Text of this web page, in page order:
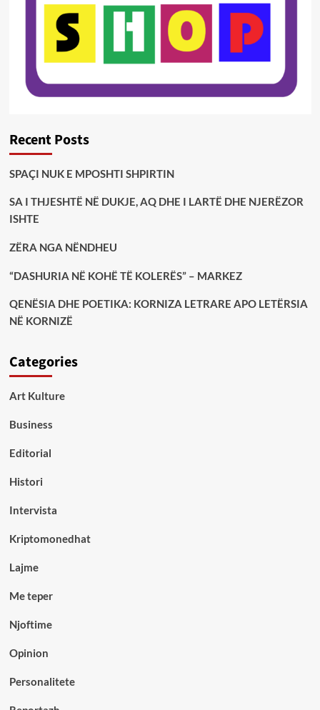
Recent Posts
SPAÇI NUK E MPOSHTI SHPIRTIN
SA I THJESHTË NË DUKJE, AQ DHE I LARTË DHE NJERËZOR
ISHTE
ZËRA NGA NËNDHEU
“DASHURIA NË KOHË TË KOLERËS” – MARKEZ
QENËSIA DHE POETIKA: KORNIZA LETRARE APO LETËRSIA
NË KORNIZË
Categories
Art Kulture
Business
Editorial
Histori
Intervista
Kriptomonedhat
Lajme
Me teper
Njoftime
Opinion
Personalitete